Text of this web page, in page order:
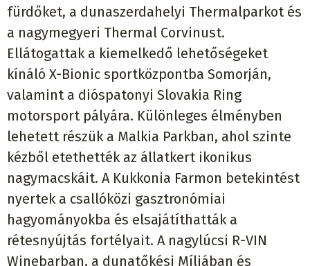
fürdőket, a dunaszerdahelyi Thermalparkot és
a nagymegyeri Thermal Corvinust.
Ellátogattak a kiemelkedő lehetőségeket
kínáló X-Bionic sportközpontba Somorján,
valamint a dióspatonyi Slovakia Ring
motorsport pályára. Különleges élményben
lehetett részük a Malkia Parkban, ahol szinte
kézből etethették az állatkert ikonikus
nagymacskáit. A Kukkonia Farmon betekintést
nyertek a csallóközi gasztronómiai
hagyományokba és elsajátíthatták a
rétesnyújtás fortélyait. A nagylúcsi R-VIN
Winebarban, a dunatőkési Míliában és